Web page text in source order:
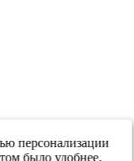
персонализации
было удобнее.